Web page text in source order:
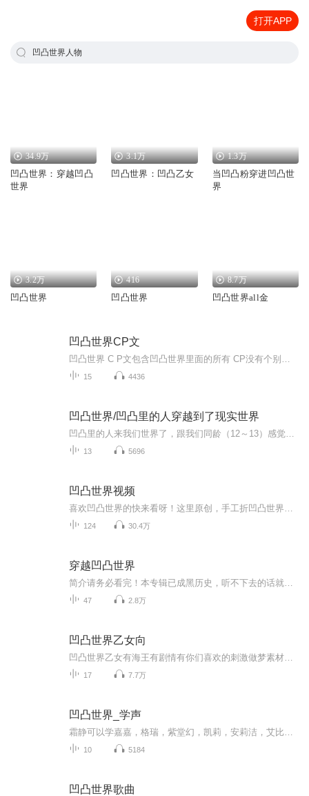
打开APP
凹凸世界人物
34.9万
凹凸世界：穿越凹凸
世界
3.1万
凹凸世界：凹凸乙女
1.3万
当凹凸粉穿进凹凸世
界
3.2万
凹凸世界
416
凹凸世界
8.7万
凹凸世界all金
凹凸世界CP文
15 4436
凹凸世界/凹凸里的人穿越到了现实世界
13 5696
凹凸世界视频
124 30.4万
穿越凹凸世界
47 2.8万
凹凸世界乙女向
17 7.7万
凹凸世界_学声
10 5184
凹凸世界歌曲